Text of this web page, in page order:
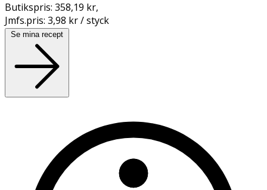
Butikspris: 358,19 kr,
Jmfs.pris: 3,98 kr / styck
Se mina recept